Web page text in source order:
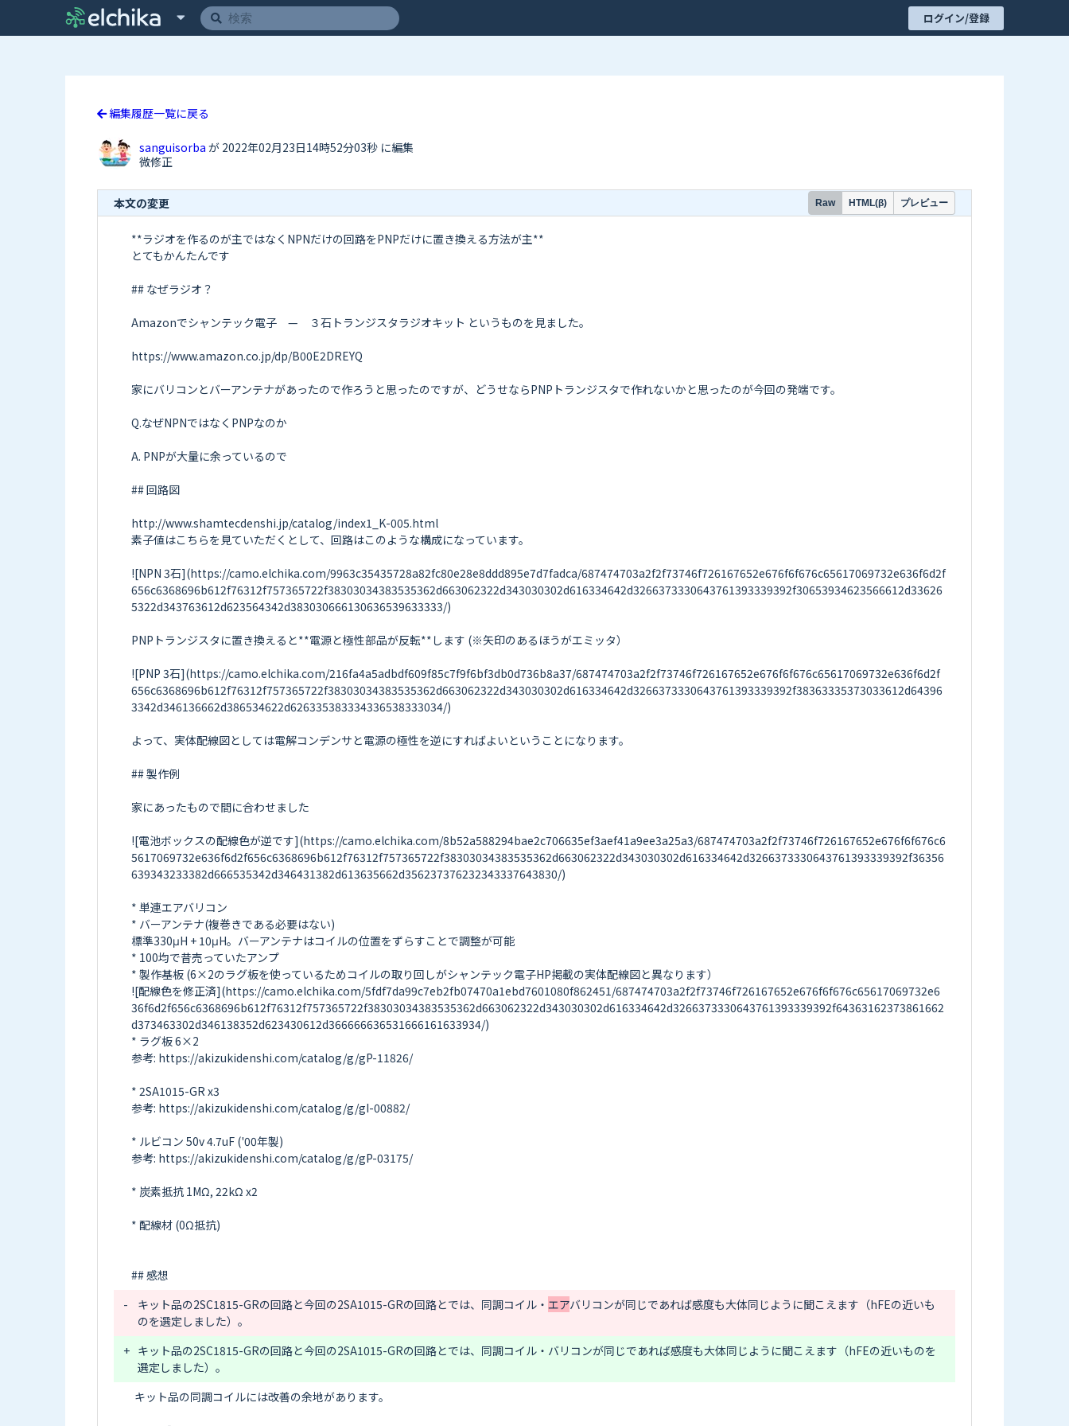
ログイン/登録
編集履歴一覧に戻る
sanguisorba が 2022年02月23日14時52分03秒 に編集
微修正
本文の変更 Raw HTML(β) プレビュー
**ラジオを作るのが主ではなくNPNだけの回路をPNPだけに置き換える方法が主**
とてもかんたんです
## なぜラジオ？
Amazonでシャンテック電子　—　３石トランジスタラジオキット というものを見ました。
https://www.amazon.co.jp/dp/B00E2DREYQ
家にバリコンとバーアンテナがあったので作ろうと思ったのですが、どうせならPNPトランジスタで作れないかと思ったのが今回の発端です。
Q.なぜNPNではなくPNPなのか
A. PNPが大量に余っているので
## 回路図
http://www.shamtecdenshi.jp/catalog/index1_K-005.html
素子値はこちらを見ていただくとして、回路はこのような構成になっています。
![NPN 3石](https://camo.elchika.com/9963c35435728a82fc80e28e8ddd895e7d7fadca/687474703a2f2f73746f726167652e676f6f676c65617069732e636f6d2f
656c6368696b612f76312f757365722f38303034383535362d663062322d343030302d616334642d3266373330643761393339392f30653934623566612d33626
5322d343763612d623564342d383030666130636539633333/)
PNPトランジスタに置き換えると**電源と極性部品が反転**します (※矢印のあるほうがエミッタ）
![PNP 3石](https://camo.elchika.com/216fa4a5adbdf609f85c7f9f6bf3db0d736b8a37/687474703a2f2f73746f726167652e676f6f676c65617069732e636f6d2f
656c6368696b612f76312f757365722f38303034383535362d663062322d343030302d616334642d3266373330643761393339392f38363335373033612d64396
3342d346136662d386534622d626335383334336538333034/)
よって、実体配線図としては電解コンデンサと電源の極性を逆にすればよいということになります。
## 製作例
家にあったもので間に合わせました
![電池ボックスの配線色が逆です](https://camo.elchika.com/8b52a588294bae2c706635ef3aef41a9ee3a25a3/687474703a2f2f73746f726167652e676f6f676c6
5617069732e636f6d2f656c6368696b612f76312f757365722f38303034383535362d663062322d343030302d616334642d3266373330643761393339392f36356
639343233382d666535342d346431382d613635662d356237376232343337643830/)
* 単連エアバリコン
* バーアンテナ(複巻きである必要はない)
標準330μH + 10μH。バーアンテナはコイルの位置をずらすことで調整が可能
* 100均で昔売っていたアンプ
* 製作基板 (6×2のラグ板を使っているためコイルの取り回しがシャンテック電子HP掲載の実体配線図と異なります）
![配線色を修正済](https://camo.elchika.com/5fdf7da99c7eb2fb07470a1ebd7601080f862451/687474703a2f2f73746f726167652e676f6f676c65617069732e6
36f6d2f656c6368696b612f76312f757365722f38303034383535362d663062322d343030302d616334642d3266373330643761393339392f64363162373861662
d373463302d346138352d623430612d366666636531666161633934/)
* ラグ板 6×2
参考: https://akizukidenshi.com/catalog/g/gP-11826/
* 2SA1015-GR x3
参考: https://akizukidenshi.com/catalog/g/gI-00882/
* ルビコン 50v 4.7uF ('00年製)
参考: https://akizukidenshi.com/catalog/g/gP-03175/
* 炭素抵抗 1MΩ, 22kΩ x2
* 配線材 (0Ω抵抗)
-
キット品の2SC1815-GRの回路と今回の2SA1015-GRの回路とでは、同調コイル・ エアバリコンが同じであれば感度も大体同じように聞こえます（hFEの近いも
+ キット品の2SC1815-GRの回路と今回の2SA1015-GRの回路とでは、同調コイル・ バリコンが同じであれば感度も大体同じように聞こえます（hFEの近いものを
キット品の同調コイルには改善の余地があります。